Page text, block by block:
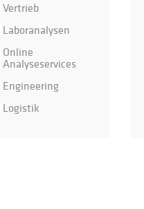
Vertrieb
Laboranalysen
Online
Analyseservices
Engineering
Logistik